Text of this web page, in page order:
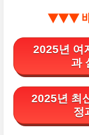
▼▼▼ 바
2025년 여
과
2025년 최
정